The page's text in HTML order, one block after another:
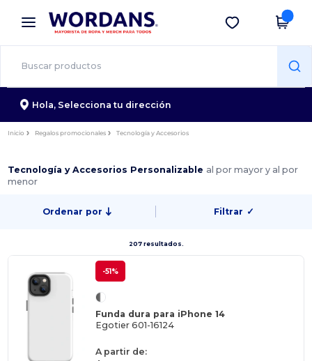
× App de Wordans
¡Mejores precios en app!
Descargar app
Hola, Selecciona tu dirección
Inicio Regalos promocionales Tecnología y Accesorios
Tecnología y Accesorios Personalizable al por mayor y al por
menor
Ordenar por Filtrar ✓
207 resultados.
-51%
Funda dura para iPhone 14
Egotier 601-16124
A partir de: